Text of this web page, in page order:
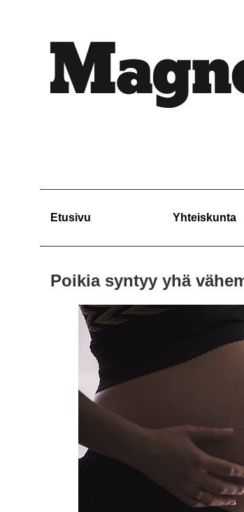
Etusivu Yhteiskunta
Poikia syntyy yhä